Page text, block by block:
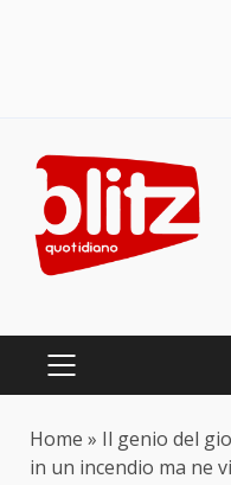
content
PRIMARY
Home » Il genio del
in un incendio ma ne